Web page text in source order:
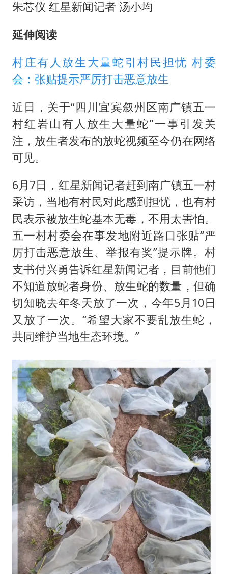
朱芯仪 红星新闻记者 汤小均
延伸阅读
村庄有人放生大量蛇引村民担忧 村委
会：张贴提示严厉打击恶意放生
近日，关于“四川宜宾叙州区南广镇五一
村红岩山有人放生大量蛇”一事引发关
注，放生者发布的放蛇视频至今仍在网络
可见。
6月7日，红星新闻记者赶到南广镇五一村
采访，当地有村民对此感到担忧，也有村
民表示被放生蛇基本无毒，不用太害怕。
五一村村委会在事发地附近路口张贴“严
厉打击恶意放生、举报有奖”提示牌。村
支书付兴勇告诉红星新闻记者，目前他们
不知道放蛇者身份、放生蛇的数量，但确
切知晓去年冬天放了一次，今年5月10日
又放了一次。“希望大家不要乱放生蛇，
共同维护当地生态环境。”